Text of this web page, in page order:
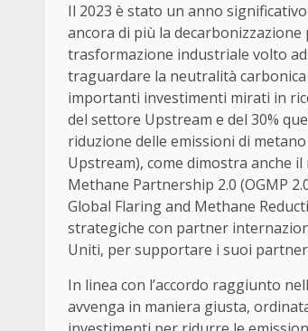
Il 2023 è stato un anno
ancora di più la
trasformazione industriale volto
traguardare la neutralità
importanti investimenti mirati in
del settore Upstream e del 30%
riduzione delle emissioni di
Upstream), come dimostra anche
Methane Partnership 2.0 (OGMP
Global Flaring and Methane
strategiche con partner
Uniti, per supportare i suoi
In linea con l’accordo raggiunto
avvenga in maniera giusta,